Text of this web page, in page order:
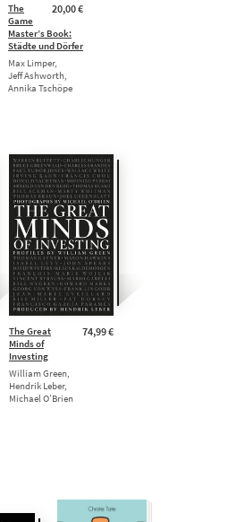
20,00 €
The
Game
Master’s Book:
Städte und Dörfer
Max Limper,
Jeff Ashworth,
Annika Tschöpe
74,99 €
The Great
Minds of
Investing
William Green,
Hendrik Leber,
Michael O’Brien